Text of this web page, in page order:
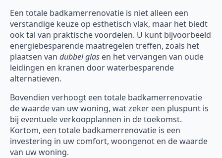
Een totale badkamerrenovatie is niet alleen een
verstandige keuze op esthetisch vlak, maar het biedt
ook tal van praktische voordelen. U kunt bijvoorbeeld
energiebesparende maatregelen treffen, zoals het
plaatsen van dubbel glas en het vervangen van oude
leidingen en kranen door waterbesparende
alternatieven.
Bovendien verhoogt een totale badkamerrenovatie
de waarde van uw woning, wat zeker een pluspunt is
bij eventuele verkoopplannen in de toekomst.
Kortom, een totale badkamerrenovatie is een
investering in uw comfort, woongenot en de waarde
van uw woning.